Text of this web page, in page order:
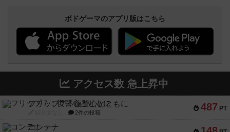
ボドゲーマのアプリ版はこちら
アクセス数 急上昇中
487 PT
フリップ７：復讐心とともに
2件の投稿
コンテナ